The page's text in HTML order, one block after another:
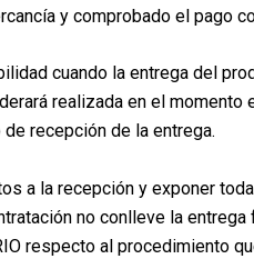
y comprobado el pago
cuando la entrega del
realizada en el
recepción de la entrega.
a la recepción y exponer
no conlleve la
respecto al procedimiento